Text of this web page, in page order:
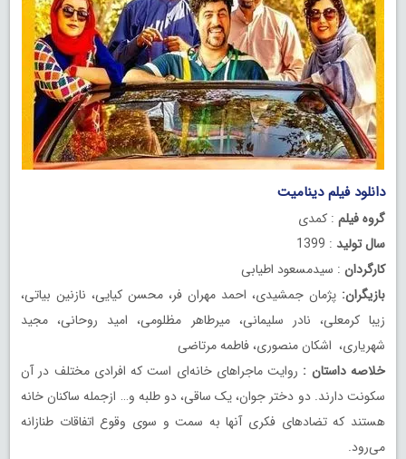
دانلود فیلم دینامیت
گروه فیلم : کمدی
سال تولید : 1399
کارگردان : سیدمسعود اطیابی
بازیگران: پژمان جمشیدی، احمد مهران فر، محسن کیایی، نازنین بیاتی،
زیبا کرمعلی، نادر سلیمانی، میرطاهر مظلومی، امید روحانی، مجید
شهریاری، اشکان منصوری، فاطمه مرتاضی
خلاصه داستان : روایت ماجراهای خانه‌ای است که افرادی مختلف در آن
سکونت دارند. دو دختر جوان، یک ساقی، دو طلبه و… ازجمله ساکنان خانه
هستند که تضادهای فکری آنها به سمت و سوی وقوع اتفاقات طنازانه
می‌رود.